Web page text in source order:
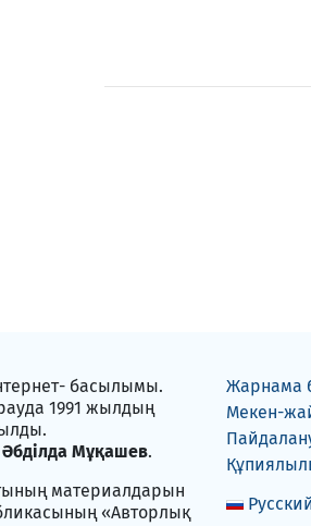
басылымы.
1991 жылдың
Әбділда Мұқашев.
материалдарын
«Авторлық
Жарнама
Мекен-
Русский